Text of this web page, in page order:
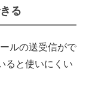
る
ルの送受信がで
ると使いにくい